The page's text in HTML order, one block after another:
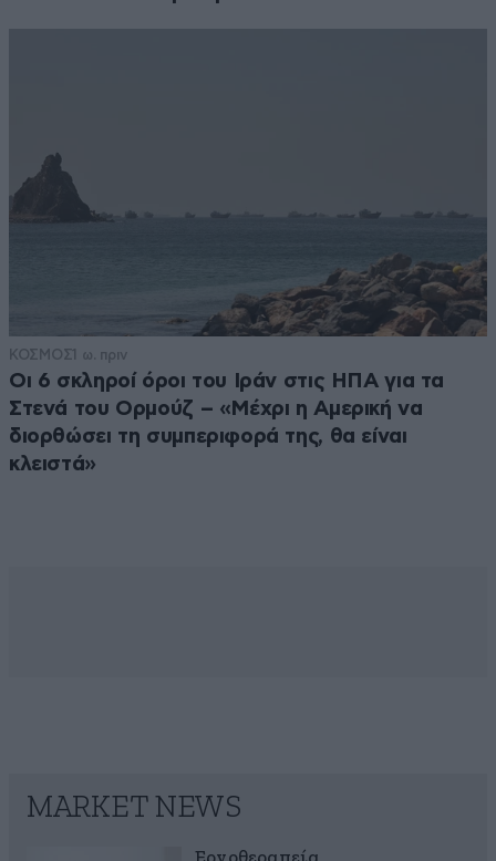
ΚΟΣΜΟΣ1 ω. πριν
Οι 6 σκληροί όροι του Ιράν στις ΗΠΑ για τα
Στενά του Ορμούζ – «Μέχρι η Αμερική να
διορθώσει τη συμπεριφορά της, θα είναι
κλειστά»
MARKET NEWS